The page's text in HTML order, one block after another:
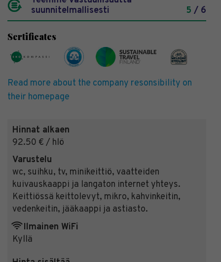
suunnitelmallisesti
5 / 6
Sertificates
Read more about the company resonsibility on
their homepage
Hinnat alkaen
92.50 € / hlö
Varustelu
wc, suihku, tv, minikeittiö, vaatteiden
kuivauskaappi ja langaton internet yhteys.
Keittiössä keittolevyt, mikro, kahvinkeitin,
vedenkeitin, jääkaappi ja astiasto.
Ilmainen WiFi
Kyllä